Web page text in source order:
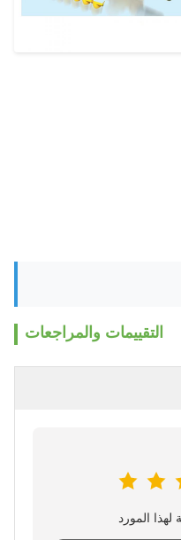
التقييمات والمراجعات